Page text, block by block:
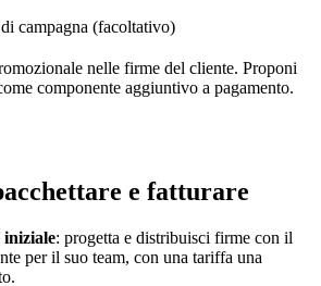
campagna (facoltativo)
nelle firme del cliente. Proponi
componente aggiuntivo a pagamento.
e fatturare
iniziale: progetta e distribuisci firme con il
per il suo team, con una tariffa una